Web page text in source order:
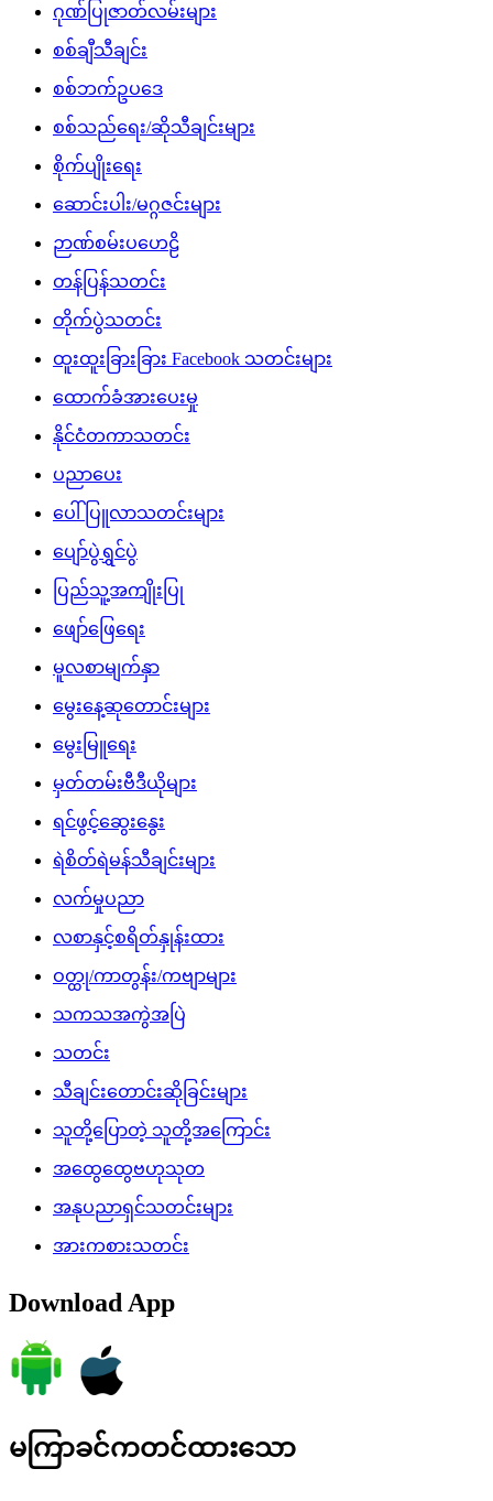
ဂုဏ်ပြုဇာတ်လမ်းများ
စစ်ချီသီချင်း
စစ်ဘက်ဥပဒေ
စစ်သည်ရေး/ဆိုသီချင်းများ
စိုက်ပျိုးရေး
ဆောင်းပါး/မဂ္ဂဇင်းများ
ဉာဏ်စမ်းပဟေဠိ
တန်ပြန်သတင်း
တိုက်ပွဲသတင်း
ထူးထူးခြားခြား Facebook သတင်းများ
ထောက်ခံအားပေးမှု
နိုင်ငံတကာသတင်း
ပညာပေး
ပေါ်ပြူလာသတင်းများ
ပျော်ပွဲရွှင်ပွဲ
ပြည်သူ့အကျိုးပြု
ဖျော်ဖြေရေး
မူလစာမျက်နှာ
မွေးနေ့ဆုတောင်းများ
မွေးမြူရေး
မှတ်တမ်းဗီဒီယိုများ
ရင်ဖွင့်ဆွေးနွေး
ရဲစိတ်ရဲမန်သီချင်းများ
လက်မှုပညာ
လစာနှင့်စရိတ်နှုန်းထား
ဝတ္ထု/ကာတွန်း/ကဗျာများ
သကသအကွဲအပြဲ
သတင်း
သီချင်းတောင်းဆိုခြင်းများ
သူတို့ပြောတဲ့ သူတို့အကြောင်း
အထွေထွေဗဟုသုတ
အနုပညာရှင်သတင်းများ
အားကစားသတင်း
Download App
မကြာခင်ကတင်ထားသော